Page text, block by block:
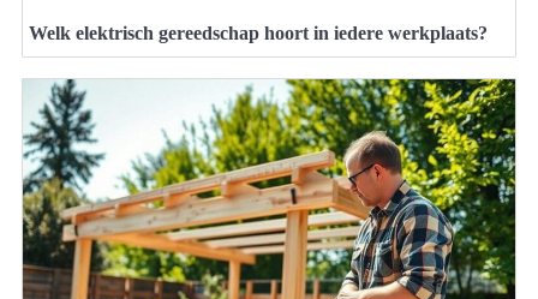
Welk elektrisch gereedschap hoort in iedere werkplaats?